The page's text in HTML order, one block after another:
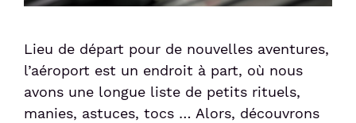
Détaxe
Passagers
Lieu de départ pour de nouvelles aventures,
l’aéroport est un endroit à part, où nous
avons une longue liste de petits rituels,
manies, astuces, tocs … Alors, découvrons